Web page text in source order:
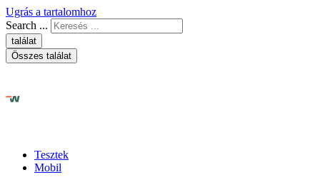
Ugrás a tartalomhoz
Search ...
találat
Összes találat
Tesztek
Mobil